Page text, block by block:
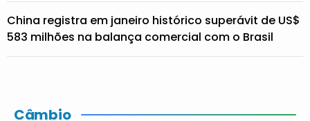
China registra em janeiro histórico superávit de US$
583 milhões na balança comercial com o Brasil
Câmbio